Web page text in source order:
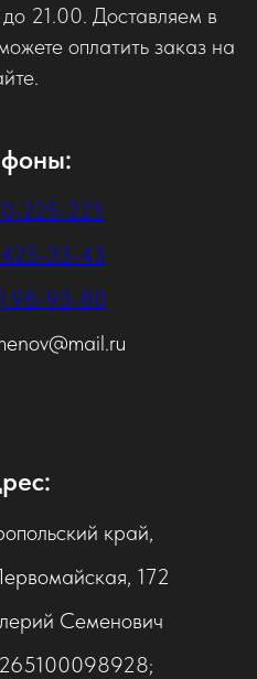
21.00. Доставляем в
оплатить заказ на
225-225
33-43
98-93-80
край,
172
Семенович